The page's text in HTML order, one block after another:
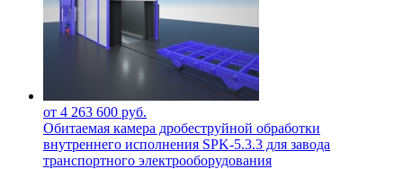
от 4 263 600 руб.
Обитаемая камера дробеструйной обработки
внутреннего исполнения SPK-5.3.3 для завода
транспортного электрооборудования